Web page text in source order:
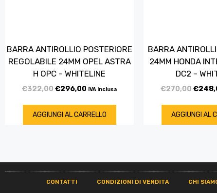
BARRA ANTIROLLIO POSTERIORE
REGOLABILE 24MM OPEL ASTRA
H OPC – WHITELINE
€322,00€296,00 IVA inclusa
AGGIUNGI AL CARRELLO
BARRA
24MM HONDA
DC2 –
€270,00€
AGGIUNGI AL
CONTATTI CONDIZIONI DI VENDITA CHI